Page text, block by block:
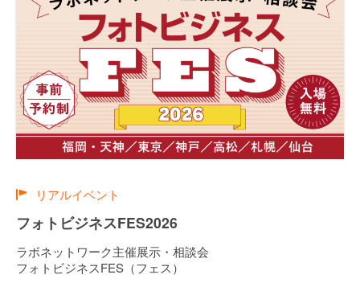
リアルイベント
フォトビジネスFES2026
ラボネットワーク主催展示・相談会
フォトビジネスFES（フェス）